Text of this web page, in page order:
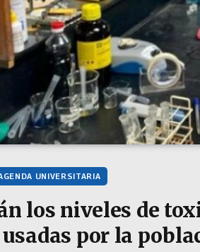
UNIVERSITARIA
los niveles de
por la